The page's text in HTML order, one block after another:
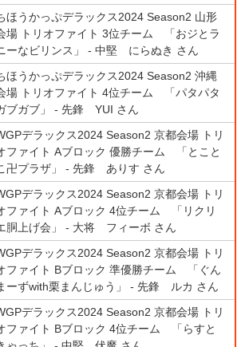
ほうかっぷデラックス2024 Season2 山形
場 トリオファイト 3位チーム 「おジとラ
ーなビリンス」 - 中堅 にらぬき さん
ほうかっぷデラックス2024 Season2 沖縄
場 トリオファイト 4位チーム 「パタパタ
ブガブ」 - 先鋒 YUI さん
デラックス2024 Season2 京都会場 トリ
ファイト Aブロック 優勝チーム 「とこと
卍プラザ」 - 先鋒 ありす さん
デラックス2024 Season2 京都会場 トリ
ファイト Aブロック 4位チーム 「リクリ
胴上げ会」 - 大将 フィーボ さん
デラックス2024 Season2 京都会場 トリ
ファイト Bブロック 準優勝チーム 「ぐん
ーずwith栗まんじゅう」 - 先鋒 ルカ さん
デラックス2024 Season2 京都会場 トリ
ファイト Bブロック 4位チーム 「らすと